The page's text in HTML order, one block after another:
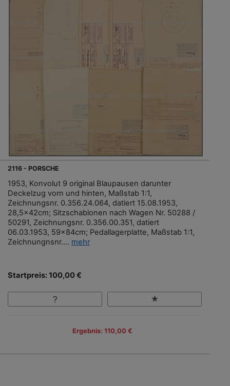
2116 - PORSCHE
1953, Konvolut 9 original Blaupausen darunter
Deckelzug vorn und hinten, Maßstab 1:1,
Zeichnungsnr. 0.356.24.064, datiert 15.08.1953,
28,5x42cm; Sitzschablonen nach Wagen Nr. 50288 /
50291, Zeichnungsnr. 0.356.00.351, datiert
06.03.1953, 59x84cm; Pedallagerplatte, Maßstab 1:1,
Zeichnungnsnr.... mehr
Startpreis: 100,00 €
Ergebnis: 110,00 €